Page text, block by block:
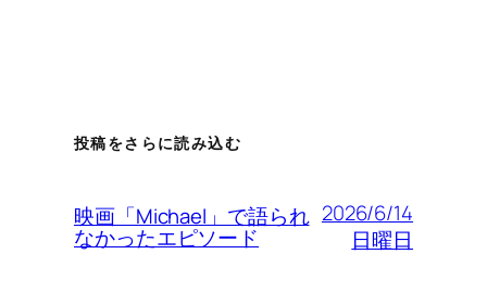
投稿をさらに読み込む
映画「Michael」で語られ
なかったエピソード
2026/6/14
日曜日